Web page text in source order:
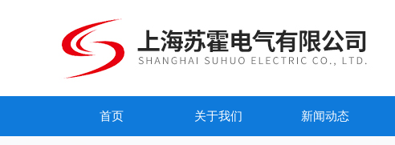
首页 关于我们 新闻动态